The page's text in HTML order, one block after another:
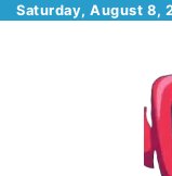
SkipSaturday, August 8,